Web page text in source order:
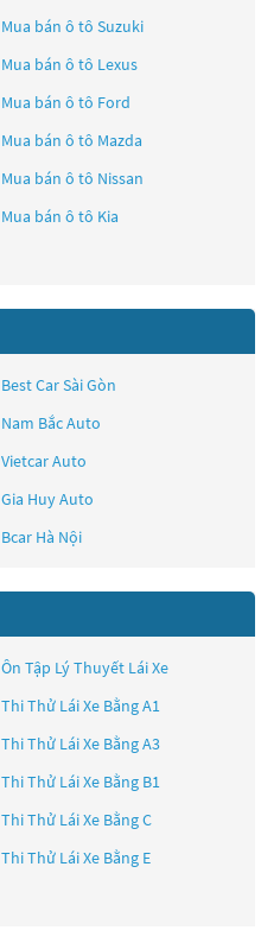
Mua bán ô tô Suzuki
Mua bán ô tô Lexus
Mua bán ô tô Ford
Mua bán ô tô Mazda
Mua bán ô tô Nissan
Mua bán ô tô Kia
Best Car Sài Gòn
Nam Bắc Auto
Vietcar Auto
Gia Huy Auto
Bcar Hà Nội
Ôn Tập Lý Thuyết Lái Xe
Thi Thử Lái Xe Bằng A1
Thi Thử Lái Xe Bằng A3
Thi Thử Lái Xe Bằng B1
Thi Thử Lái Xe Bằng C
Thi Thử Lái Xe Bằng E